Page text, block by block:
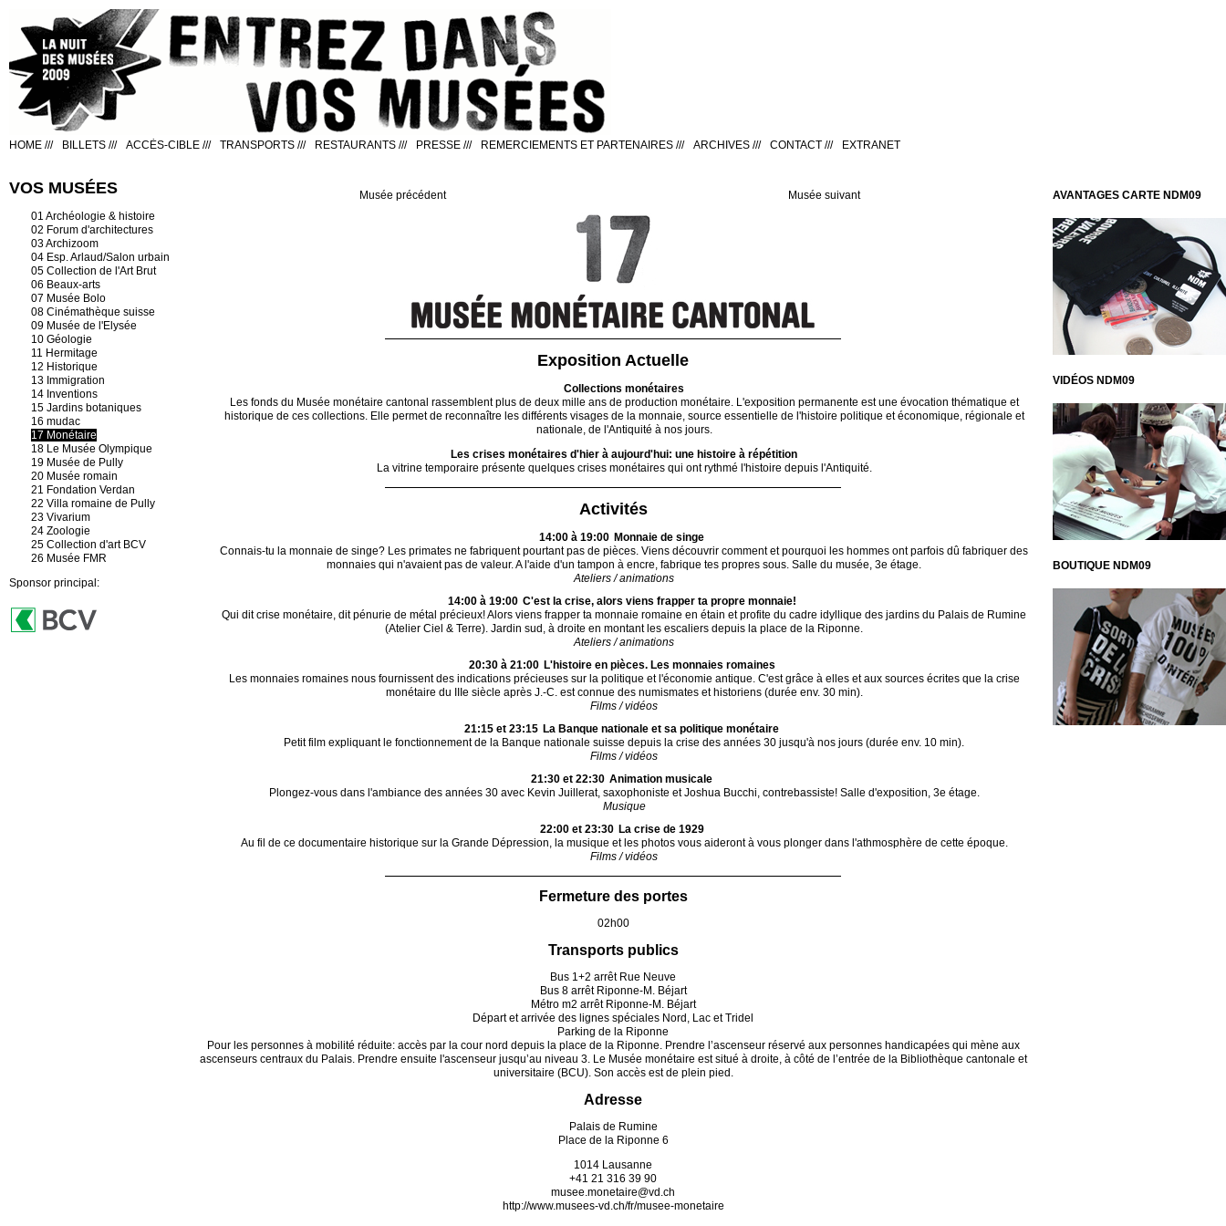
Musée précédent Musée suivant
Exposition Actuelle
Collections monétaires
Les fonds du Musée monétaire cantonal rassemblent plus de deux mille ans de production monétaire. L'exposition permanente est une évocation thématique et
historique de ces collections. Elle permet de reconnaître les différents visages de la monnaie, source essentielle de l'histoire politique et économique, régionale et
nationale, de l'Antiquité à nos jours.
Les crises monétaires d'hier à aujourd'hui: une histoire à répétition
La vitrine temporaire présente quelques crises monétaires qui ont rythmé l'histoire depuis l'Antiquité.
Activités
14:00 à 19:00 Monnaie de singe
Connais-tu la monnaie de singe? Les primates ne fabriquent pourtant pas de pièces. Viens découvrir comment et pourquoi les hommes ont parfois dû fabriquer des
monnaies qui n'avaient pas de valeur. A l'aide d'un tampon à encre, fabrique tes propres sous. Salle du musée, 3e étage.
Ateliers / animations
14:00 à 19:00 C'est la crise, alors viens frapper ta propre monnaie!
Qui dit crise monétaire, dit pénurie de métal précieux! Alors viens frapper ta monnaie romaine en étain et profite du cadre idyllique des jardins du Palais de Rumine
(Atelier Ciel & Terre). Jardin sud, à droite en montant les escaliers depuis la place de la Riponne.
Ateliers / animations
20:30 à 21:00 L'histoire en pièces. Les monnaies romaines
Les monnaies romaines nous fournissent des indications précieuses sur la politique et l'économie antique. C'est grâce à elles et aux sources écrites que la crise
monétaire du IIIe siècle après J.-C. est connue des numismates et historiens (durée env. 30 min).
Films / vidéos
21:15 et 23:15 La Banque nationale et sa politique monétaire
Petit film expliquant le fonctionnement de la Banque nationale suisse depuis la crise des années 30 jusqu'à nos jours (durée env. 10 min).
Films / vidéos
21:30 et 22:30 Animation musicale
Plongez-vous dans l'ambiance des années 30 avec Kevin Juillerat, saxophoniste et Joshua Bucchi, contrebassiste! Salle d'exposition, 3e étage.
Musique
22:00 et 23:30 La crise de 1929
Au fil de ce documentaire historique sur la Grande Dépression, la musique et les photos vous aideront à vous plonger dans l'athmosphère de cette époque.
Films / vidéos
Fermeture des portes
02h00
Transports publics
Bus 1+2 arrêt Rue Neuve
Bus 8 arrêt Riponne-M. Béjart
Métro m2 arrêt Riponne-M. Béjart
Départ et arrivée des lignes spéciales Nord, Lac et Tridel
Parking de la Riponne
Pour les personnes à mobilité réduite: accès par la cour nord depuis la place de la Riponne. Prendre l’ascenseur réservé aux personnes handicapées qui mène aux
ascenseurs centraux du Palais. Prendre ensuite l'ascenseur jusqu’au niveau 3. Le Musée monétaire est situé à droite, à côté de l’entrée de la Bibliothèque cantonale et
universitaire (BCU). Son accès est de plein pied.
Adresse
Palais de Rumine
Place de la Riponne 6
1014 Lausanne
+41 21 316 39 90
musee.monetaire@vd.ch
http://www.musees-vd.ch/fr/musee-monetaire
HOME /// BILLETS /// ACCÈS-CIBLE /// TRANSPORTS /// RESTAURANTS /// PRESSE /// REMERCIEMENTS ET PARTENAIRES /// ARCHIVES /// CONTACT /// EXTRANET
VOS MUSÉES
01 Archéologie & histoire
02 Forum d'architectures
03 Archizoom
04 Esp. Arlaud/Salon urbain
05 Collection de l'Art Brut
06 Beaux-arts
07 Musée Bolo
08 Cinémathèque suisse
09 Musée de l'Elysée
10 Géologie
11 Hermitage
12 Historique
13 Immigration
14 Inventions
15 Jardins botaniques
16 mudac
17 Monétaire
18 Le Musée Olympique
19 Musée de Pully
20 Musée romain
21 Fondation Verdan
22 Villa romaine de Pully
23 Vivarium
24 Zoologie
25 Collection d'art BCV
26 Musée FMR
Sponsor principal:
AVANTAGES CARTE NDM09
VIDÉOS NDM09
BOUTIQUE NDM09